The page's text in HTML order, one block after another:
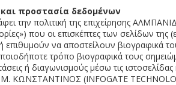
προστασία δεδομένων
την πολιτική της επιχείρησης
που οι επισκέπτες των σελίδων
ή επιθυμούν να αποστείλουν βιογραφικά
τρόπο βιογραφικά τους
ή διαγωνισμούς μέσω τις
(INFOGATE